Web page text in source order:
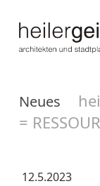
Neues
=
12.5.2023